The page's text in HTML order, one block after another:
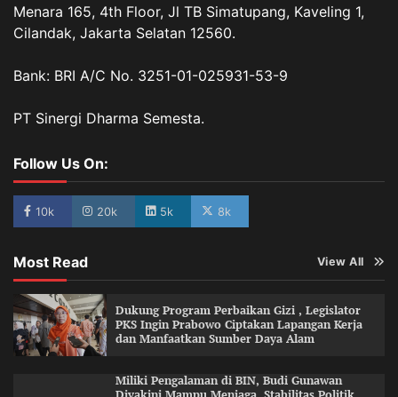
Menara 165, 4th Floor, Jl TB Simatupang, Kaveling 1,
Cilandak, Jakarta Selatan 12560.
Bank: BRI A/C No. 3251-01-025931-53-9
PT Sinergi Dharma Semesta.
Follow Us On:
10k 20k 5k 8k
Most Read View All
Dukung Program Perbaikan Gizi , Legislator
PKS Ingin Prabowo Ciptakan Lapangan Kerja
dan Manfaatkan Sumber Daya Alam
Miliki Pengalaman di BIN, Budi Gunawan